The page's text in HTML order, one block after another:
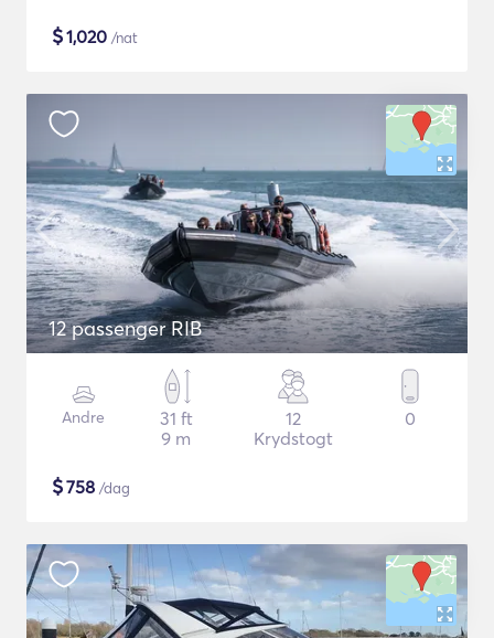
$1,020 /nat
12 passenger RIB
Andre
31 ft
9 m
12
Krydstogt
0
$758 /dag